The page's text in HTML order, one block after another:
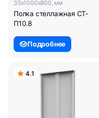
35x1000x800, мм
Полка стеллажная СТ-
П10.8
Подробнее
4.1